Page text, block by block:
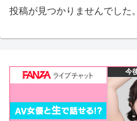
投稿が見つかりませんでした。